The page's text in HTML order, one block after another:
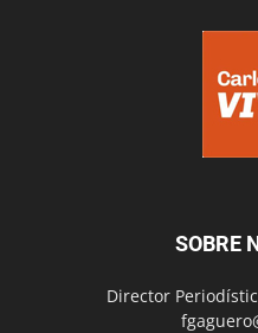
SOBRE
Director